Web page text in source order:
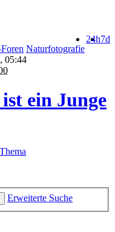
7d
24h
Naturfotografie
05:44
ein Junge
Erweiterte Suche